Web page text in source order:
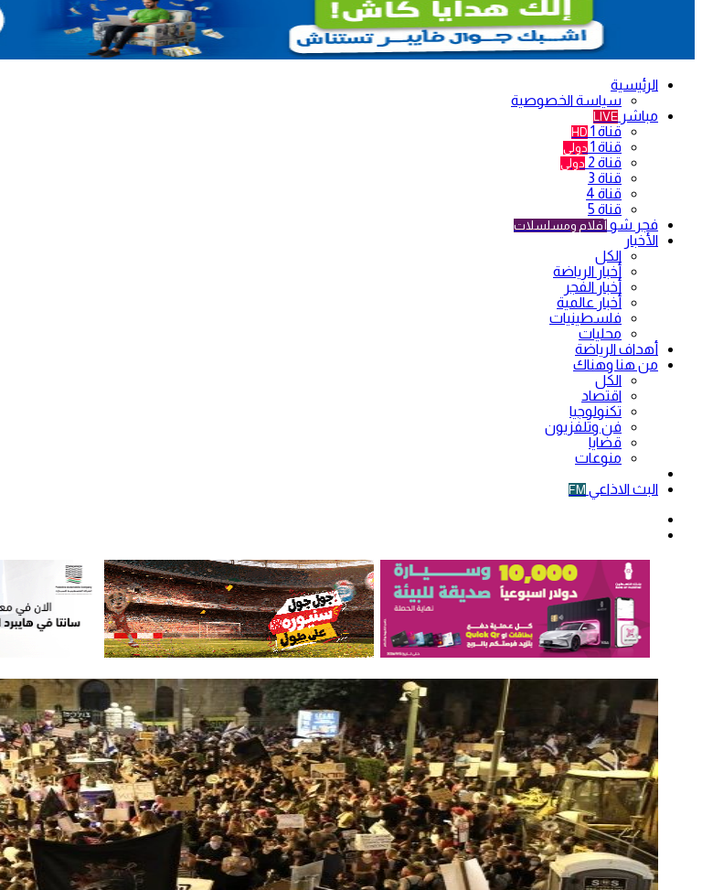
الرئيسية
سياسة الخصوصية
مباشر LIVE
قناة 1 HD
قناة 1 دولي
قناة 2 دولي
قناة 3
قناة 4
قناة 5
فجر شو أفلام ومسلسلات
الأخبار
الكل
أخبار الرياضة
أخبار الفجر
أخبار عالمية
فلسطينيات
محليات
أهداف الرياضة
من هنا وهناك
الكل
اقتصاد
تكنولوجيا
فن وتلفزيون
قضايا
منوعات
البث الاذاعي FM